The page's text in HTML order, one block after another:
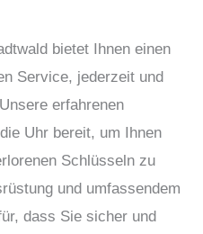
bietet Ihnen einen
Service, jederzeit und
erfahrenen
Uhr bereit, um Ihnen
Schlüsseln zu
und umfassendem
dass Sie sicher und